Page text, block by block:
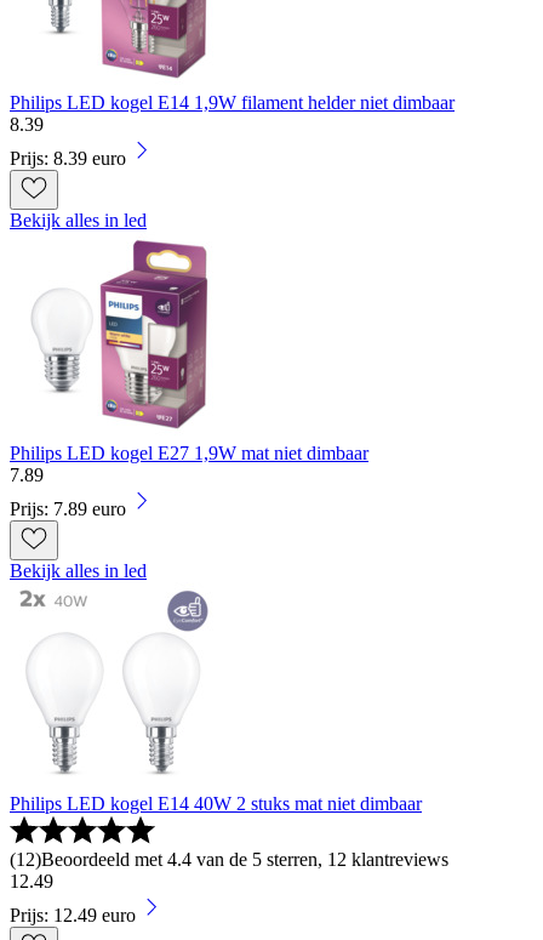
Philips LED kogel E14 1,9W filament helder niet dimbaar
8.39
Prijs: 8.39 euro
Bekijk alles in led
Philips LED kogel E27 1,9W mat niet dimbaar
7.89
Prijs: 7.89 euro
Bekijk alles in led
Philips LED kogel E14 40W 2 stuks mat niet dimbaar
(12)Beoordeeld met 4.4 van de 5 sterren, 12 klantreviews
12.49
Prijs: 12.49 euro